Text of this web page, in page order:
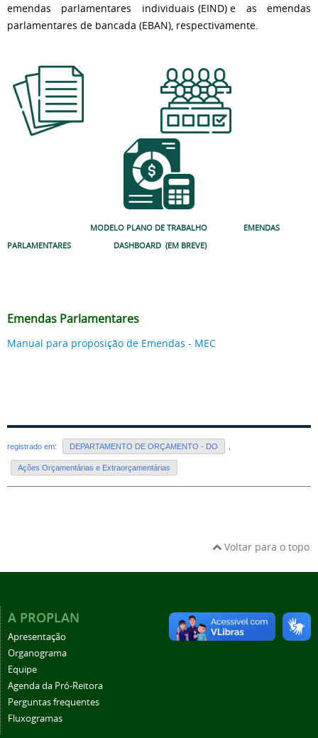
emendas parlamentares individuais (EIND) e as emendas
parlamentares de bancada (EBAN), respectivamente.
MODELO PLANO DE TRABALHO EMENDAS
PARLAMENTARES DASHBOARD (EM BREVE)
Emendas Parlamentares
Manual para proposição de Emendas - MEC
registrado em: DEPARTAMENTO DE ORÇAMENTO - DO
Ações Orçamentárias e Extraorçamentárias
Voltar para o topo
A PROPLAN
Apresentação
Organograma
Equipe
Agenda da Pró-Reitora
Perguntas frequentes
Fluxogramas